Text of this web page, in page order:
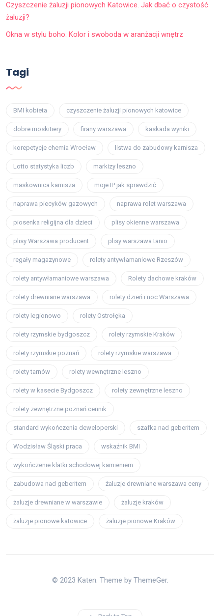
Czyszczenie żaluzji pionowych Katowice. Jak dbać o czystość
żaluzji?
Okna w stylu boho: Kolor i swoboda w aranżacji wnętrz
Tagi
BMI kobieta czyszczenie żaluzji pionowych katowice
dobre moskitiery firany warszawa kaskada wyniki
korepetycje chemia Wrocław listwa do zabudowy karnisza
Lotto statystyka liczb markizy leszno
maskownica karnisza moje IP jak sprawdzić
naprawa piecyków gazowych naprawa rolet warszawa
piosenka religijna dla dzieci plisy okienne warszawa
plisy Warszawa producent plisy warszawa tanio
regały magazynowe rolety antywłamaniowe Rzeszów
rolety antywłamaniowe warszawa Rolety dachowe kraków
rolety drewniane warszawa rolety dzień i noc Warszawa
rolety legionowo rolety Ostrołęka
rolety rzymskie bydgoszcz rolety rzymskie Kraków
rolety rzymskie poznań rolety rzymskie warszawa
rolety tarnów rolety wewnętrzne leszno
rolety w kasecie Bydgoszcz rolety zewnętrzne leszno
rolety zewnętrzne poznań cennik
standard wykończenia deweloperski szafka nad geberitem
Wodzisław Śląski praca wskaźnik BMI
wykończenie klatki schodowej kamieniem
zabudowa nad geberitem żaluzje drewniane warszawa ceny
żaluzje drewniane w warszawie żaluzje kraków
żaluzje pionowe katowice żaluzje pionowe Kraków
© 2023 Katen. Theme by ThemeGer.